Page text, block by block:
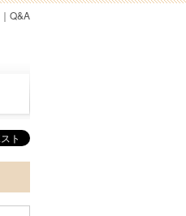
Q&A
｜